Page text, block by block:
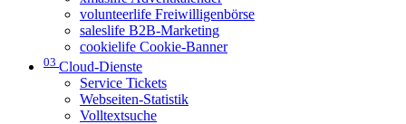
volunteerlife Freiwilligenbörse
saleslife B2B-Marketing
cookielife Cookie-Banner
03 Cloud-Dienste
Service Tickets
Webseiten-Statistik
Volltextsuche